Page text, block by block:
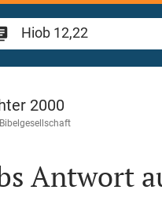
2000
Antwort